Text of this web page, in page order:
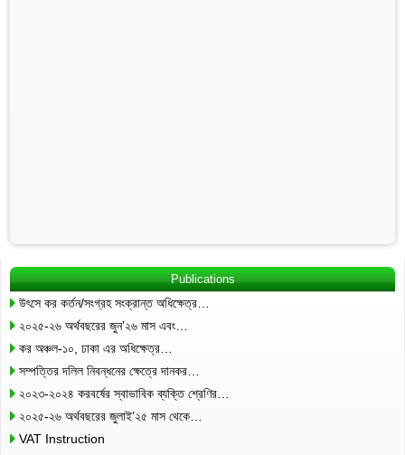
Publications
উৎসে কর কর্তন/সংগ্রহ সংক্রান্ত অধিক্ষেত্র…
২০২৫-২৬ অর্থবছরের জুন’২৬ মাস এবং…
কর অঞ্চল-১০, ঢাকা এর অধিক্ষেত্র…
সম্পত্তির দলিল নিবন্ধনের ক্ষেত্রে দানকর…
২০২৩-২০২৪ করবর্ষের স্বাভাবিক ব্যক্তি শ্রেণির…
২০২৫-২৬ অর্থবছরের জুলাই’২৫ মাস থেকে…
VAT Instruction